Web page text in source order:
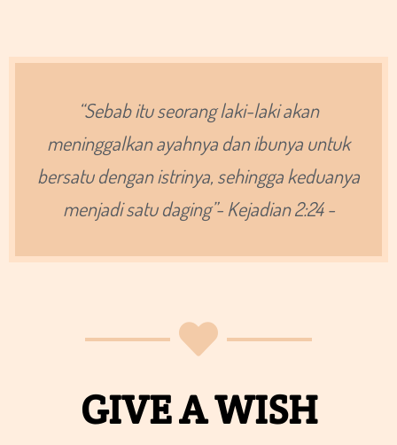
“Sebab itu seorang laki-laki akan
meninggalkan ayahnya dan ibunya untuk
bersatu dengan istrinya, sehingga keduanya
menjadi satu daging”- Kejadian 2:24 -
GIVE A WISH